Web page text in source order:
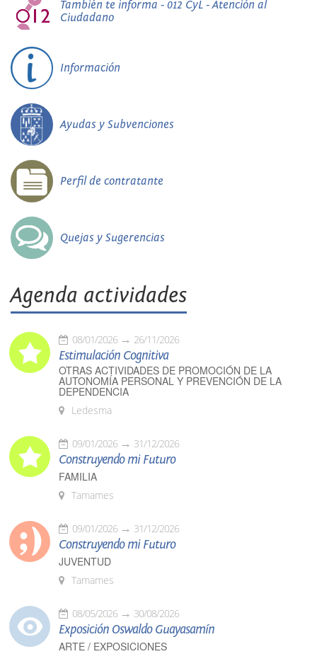
También te informa - 012 CyL - Atención al
Ciudadano
Información
Ayudas y Subvenciones
Perfil de contratante
Quejas y Sugerencias
Agenda actividades
08/01/2026 26/11/2026
Estimulación Cognitiva
OTRAS ACTIVIDADES DE PROMOCIÓN DE LA
AUTONOMÍA PERSONAL Y PREVENCIÓN DE LA
DEPENDENCIA
Ledesma
09/01/2026 31/12/2026
Construyendo mi Futuro
FAMILIA
Tamames
09/01/2026 31/12/2026
Construyendo mi Futuro
JUVENTUD
Tamames
08/05/2026 30/08/2026
Exposición Oswaldo Guayasamín
ARTE / EXPOSICIONES